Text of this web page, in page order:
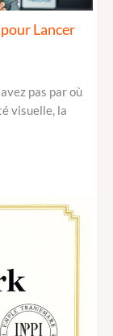
Lancer
pas par où
visuelle, la